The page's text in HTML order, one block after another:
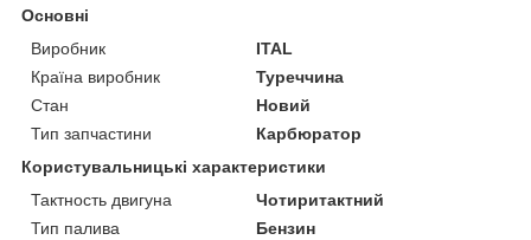
Основні
Виробник
ITAL
Країна виробник
Туреччина
Стан
Новий
Тип запчастини
Карбюратор
Користувальницькі характеристики
Тактность двигуна
Чотиритактний
Тип палива
Бензин